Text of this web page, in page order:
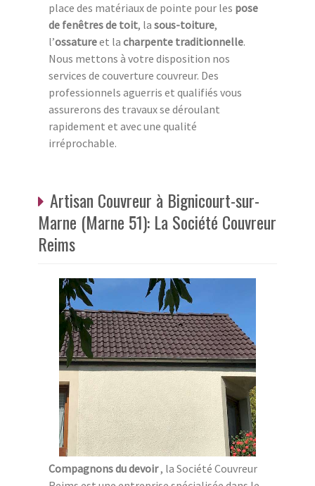
place des matériaux de pointe pour les pose
de fenêtres de toit, la sous-toiture,
l’ossatureet la charpente traditionnelle.
Nous mettons à votre disposition nos
services de couverture couvreur. Des
professionnels aguerris et qualifiés vous
assurerons des travaux se déroulant
rapidement et avec une qualité
irréprochable.
Artisan Couvreur à Bignicourt-sur-
Marne (Marne 51): La Société Couvreur
Reims
Compagnons du devoir, la Société Couvreur